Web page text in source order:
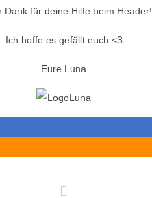
Dank für deine Hilfe beim Header!
Ich hoffe es gefällt euch <3
Eure Luna